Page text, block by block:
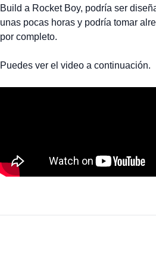
Build a Rocket Boy, podría ser
unas pocas horas y podría tomar
por completo.
Puedes ver el video a continuación.